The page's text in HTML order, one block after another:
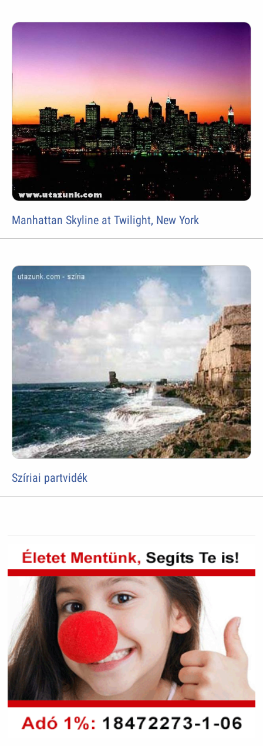
Manhattan Skyline at Twilight, New York
Szíriai partvidék